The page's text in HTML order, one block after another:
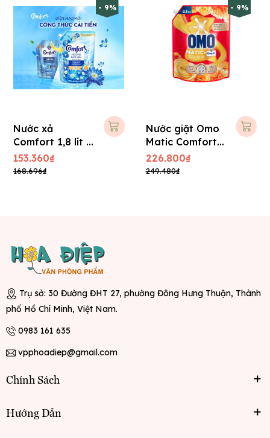
- 9%
Nước xả
Comfort 1,8 lít -
Dạng túi
153.360₫
168.696₫
- 9%
Nước giặt Omo
Matic Comfort
3,6 Kg (Túi)
226.800₫
249.480₫
Trụ sở: 30 Đường ĐHT 27, phường Đông Hưng Thuận, Thành
phố Hồ Chí Minh, Việt Nam.
0983 161 635
vpphoadiep@gmail.com
Chính Sách
Hướng Dẫn